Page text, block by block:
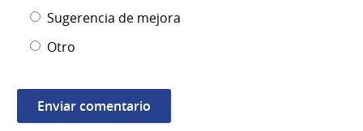
Sugerencia de mejora
Otro